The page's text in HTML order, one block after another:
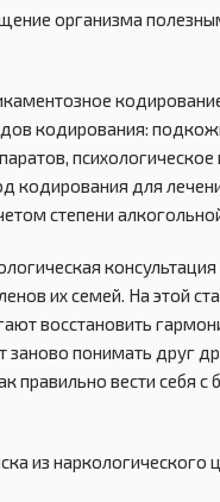
организма
кодирования:
психологическое
кодирования для
степени
их семей. На этой
восстановить
заново понимать друг
правильно вести себя
из наркологического